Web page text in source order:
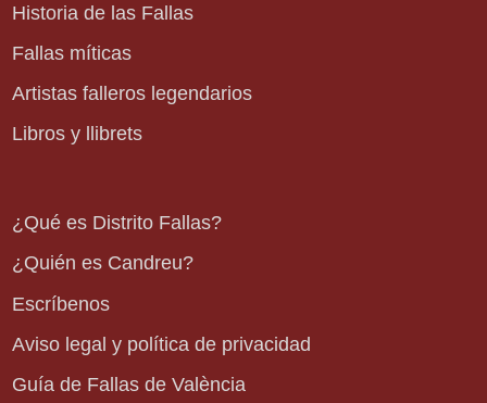
Historia de las Fallas
Fallas míticas
Artistas falleros legendarios
Libros y llibrets
¿Qué es Distrito Fallas?
¿Quién es Candreu?
Escríbenos
Aviso legal y política de privacidad
Guía de Fallas de València